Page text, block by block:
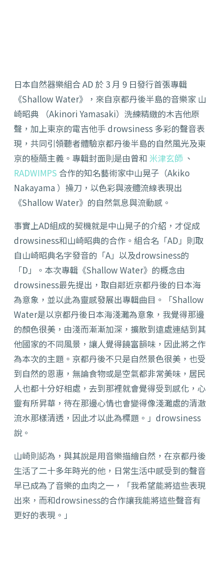
日本自然器樂組合 AD 於 3 月 9 日發行首張專輯
《Shallow Water》，來自京都丹後半島的音樂家 山
崎昭典 （Akinori Yamasaki）洗練精緻的木吉他原
聲，加上東京的電吉他手 drowsiness 多彩的聲音表
現，共同引領聽者體驗京都丹後半島的自然風光及東
京的極簡主義。專輯封面則是由曾和 米津玄師 、
RADWIMPS 合作的知名藝術家中山晃子（Akiko
Nakayama ）操刀，以色彩與液體流線表現出
《Shallow Water》的自然氣息與流動感。
事實上AD組成的契機就是中山晃子的介紹，才促成
drowsiness和山崎昭典的合作。組合名「AD」則取
自山崎昭典名字發音的「A」以及drowsiness的
「D」。本次專輯《Shallow Water》的概念由
drowsiness最先提出，取自鄰近京都丹後的日本海
為意象，並以此為靈感發展出專輯曲目。「Shallow
Water是以京都丹後日本海淺灘為意象，我覺得那邊
的顏色很美，由淺而漸漸加深，擴散到遠處連結到其
他國家的不同風景，讓人覺得饒富韻味，因此將之作
為本次的主題。京都丹後不只是自然景色很美，也受
到自然的恩惠，無論食物或是空氣都非常美味，居民
人也都十分好相處，去到那裡就會覺得受到感化，心
靈有所昇華，待在那邊心情也會變得像淺灘處的清澈
流水那樣清透，因此才以此為標題。」drowsiness
說。
山崎則認為，與其說是用音樂描繪自然，在京都丹後
生活了二十多年時光的他，日常生活中感受到的聲音
早已成為了音樂的血肉之一，「我希望能將這些表現
出來，而和drowsiness的合作讓我能將這些聲音有
更好的表現。」